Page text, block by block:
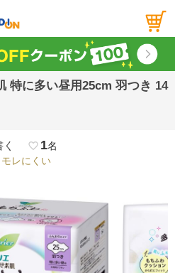
特に多い昼用25cm 羽つき 14
favorite_border 1名
レにくい